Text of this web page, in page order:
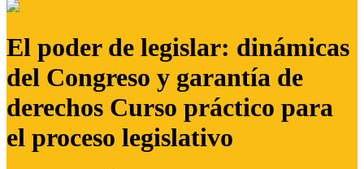
El poder de legislar: dinámicas
del Congreso y garantía de
derechos Curso práctico para
el proceso legislativo